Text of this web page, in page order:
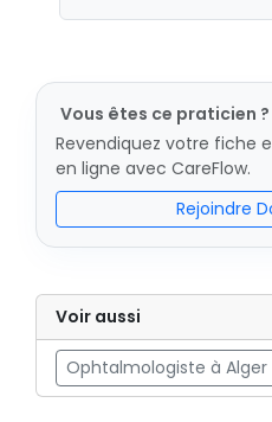
Vous êtes ce praticien ?
Revendiquez votre fiche
en ligne avec CareFlow.
Rejoindre
Voir aussi
Ophtalmologiste à Alger